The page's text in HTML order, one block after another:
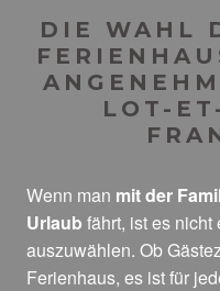
DIE WAHL
LOT-
Wenn man mit der
Urlaub fährt, ist es
auszuwählen. Ob
Ferienhaus, es ist für